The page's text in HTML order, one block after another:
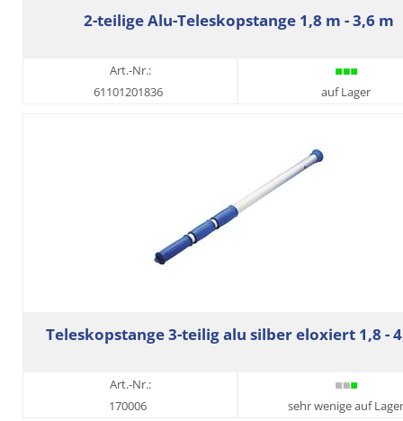
2-teilige Alu-Teleskopstange 1,8 m - 3,6 m
Art.-Nr.:
61101201836
auf Lager
Teleskopstange 3-teilig alu silber eloxiert 1,8 -
Art.-Nr.:
170006
sehr wenige auf Lager